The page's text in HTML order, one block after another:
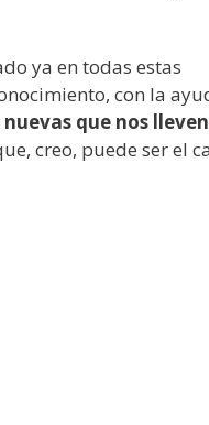
ya en todas estas
con la
que nos
creo, puede ser el